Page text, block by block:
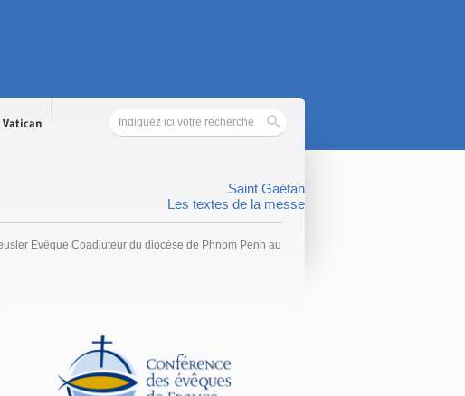
Vatican
Saint Gaétan
Les textes de la messe
Evêque Coadjuteur du diocèse de Phnom Penh au